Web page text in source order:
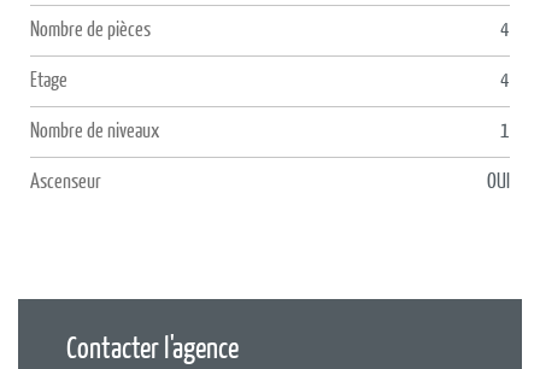
Nombre de pièces 4
Etage 4
Nombre de niveaux 1
Ascenseur OUI
Contacter l'agence